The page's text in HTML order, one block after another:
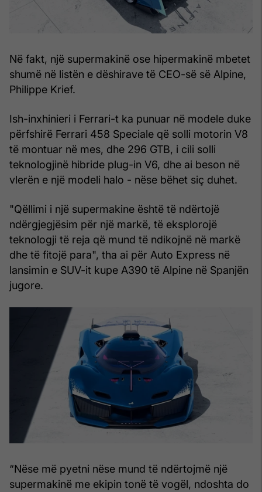
Në fakt, një supermakinë ose hipermakinë mbetet
shumë në listën e dëshirave të CEO-së së Alpine,
Philippe Krief.
Ish-inxhinieri i Ferrari-t ka punuar në modele duke
përfshirë Ferrari 458 Speciale që solli motorin V8
të montuar në mes, dhe 296 GTB, i cili solli
teknologjinë hibride plug-in V6, dhe ai beson në
vlerën e një modeli halo - nëse bëhet siç duhet.
"Qëllimi i një supermakine është të ndërtojë
ndërgjegjësim për një markë, të eksplorojë
teknologji të reja që mund të ndikojnë në markë
dhe të fitojë para", tha ai për Auto Express në
lansimin e SUV-it kupe A390 të Alpine në Spanjën
jugore.
“Nëse më pyetni nëse mund të ndërtojmë një
supermakinë me ekipin tonë të vogël, ndoshta do